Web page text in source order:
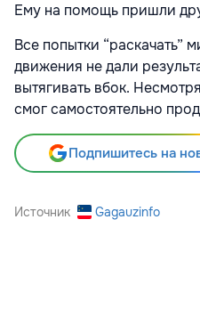
Ему на помощь пришли
Все попытки “раскачать”
движения не дали
вытягивать вбок.
смог самостоятельно
Подпишитесь на
Источник Gagauzinfo